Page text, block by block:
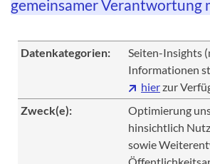
gemeinsamer Verantwortung
Datenkategorien:
Seiten-Insights
Informationen
hierzur
Zweck(e):
Optimierung
hinsichtlich
sowie